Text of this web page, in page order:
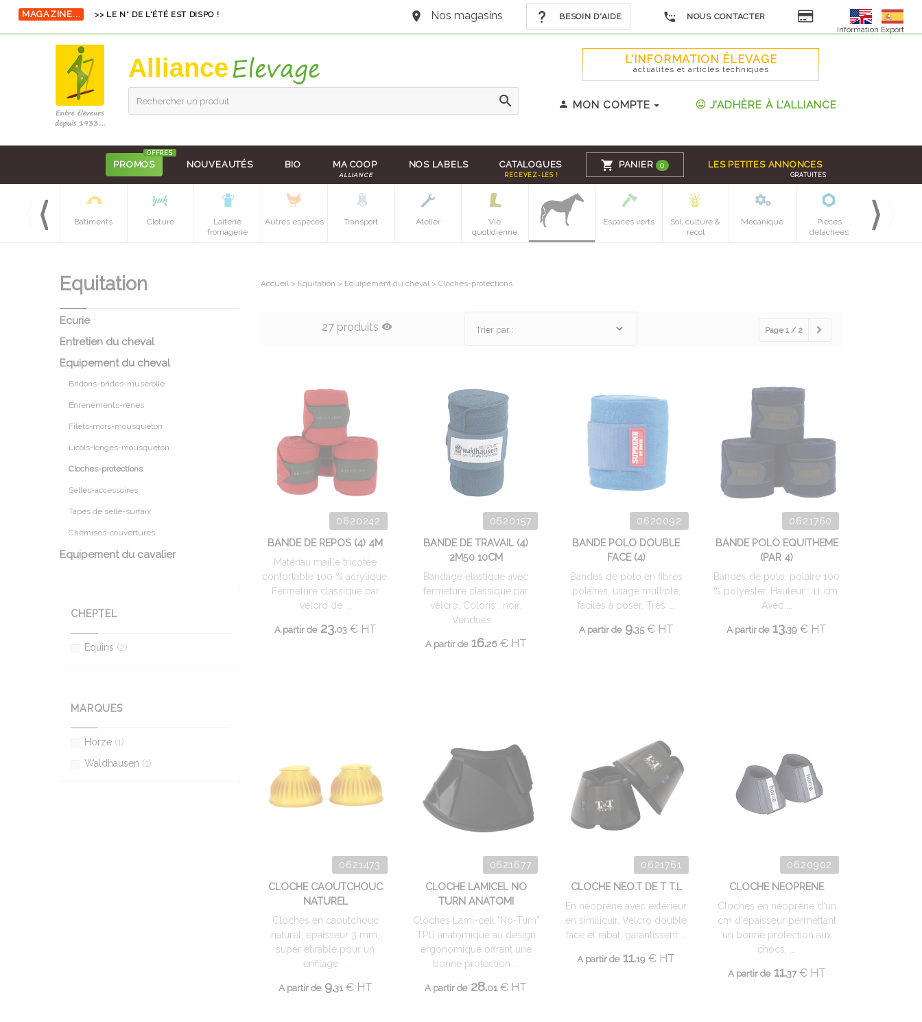
MAGAZINE... >> LE N° DE L'ÉTÉ EST DISPO ! Nos magasins BESOIN D'AIDE
NOUS CONTACTER
Information Export
Alliance
Rechercher un produit
L'INFORMATION ÉLEVAGE
actualités et articles techniques
MON COMPTE J'ADHÈRE À L'ALLIANCE
PROMOS
OFFRES
NOUVEAUTÉS BIO MA COOP
ALLIANCE
NOS LABELS CATALOGUES
RECEVEZ-LES !
PANIER 0 LES PETITES ANNONCES
GRATUITES
Equipements
Batiments Cloture
Laiterie
fromagerie
Autres especes Transport Atelier
Vie
quotidienne
Espaces verts
Sol, culture &
recol
Mecanique
Pieces
detachees
Accueil > Equitation > Equipement du cheval > Cloches-protections
27 produits Trier par : Page 1 / 2
0620242
BANDE DE REPOS (4) 4M
Matériau maille tricotée
confortable 100 % acrylique.
Fermeture classique par
velcro de ...
A partir de23.03 €HT
0620157
BANDE DE TRAVAIL (4)
2M50 10CM
Bandage élastique avec
fermeture classique par
velcro. Coloris : noir.
Vendues ...
A partir de16.26 €HT
0620092
BANDE POLO DOUBLE
FACE (4)
Bandes de polo en fibres
polaires, usage multiple,
faciles à poser. Très ...
A partir de9.35 €HT
0621760
BANDE POLO EQUITHEME
(PAR 4)
Bandes de polo, polaire 100
% polyester. Hauteur : 11 cm.
Avec ...
A partir de13.39 € HT
0621473
CLOCHE CAOUTCHOUC
NATUREL
Cloches en caoutchouc
naturel, épaisseur 3 mm,
super étirable pour un
enfilage ...
A partir de9.31 €HT
0621677
CLOCHE LAMICEL NO
TURN ANATOMI
Cloches Lami-cell "No-Turn"
TPU anatomique au design
ergonomique offrant une
bonne protection ...
A partir de28.01 € HT
0621761
CLOCHE NEO.T DE T T.L
En néoprène avec extérieur
en similicuir. Velcro double
face et rabat, garantissent ...
A partir de11.19 € HT
0620902
CLOCHE NEOPRENE
Cloches en néoprène d'un
cm d'épaisseur permettant
un bonne protection aux
chocs. ...
A partir de11.37 €HT
Equitation
Ecurie
Entretien du cheval
Equipement du cheval
Bridons-brides-muserolle
Enrenements-renes
Filets-mors-mousqueton
Licols-longes-mousqueton
Cloches-protections
Selles-accessoires
Tapes de selle-surfaix
Chemises-couvertures
Equipement du cavalier
CHEPTEL
Equins (2)
MARQUES
Horze (1)
Waldhausen (1)